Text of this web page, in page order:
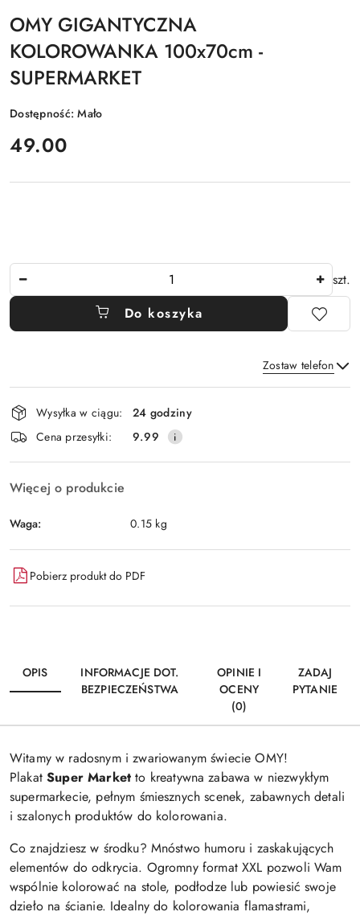
OMY GIGANTYCZNA
KOLOROWANKA 100x70cm -
SUPERMARKET
Dostępność:Mało
cena:
49.00
szt.
Do koszyka
Zostaw telefon
Wyślij
Dostępność
i
dostawa
Wysyłka w ciągu:
24 godziny
Cena przesyłki:
9.99
Więcej o produkcie
Waga: 0.15 kg
Pobierz produkt do PDF
OPIS
INFORMACJE DOT.
BEZPIECZEŃSTWA
OPINIE I
OCENY
(0)
ZADAJ
PYTANIE
Witamy w radosnym i zwariowanym świecie OMY!
Plakat Super Market to kreatywna zabawa w niezwykłym
supermarkecie, pełnym śmiesznych scenek, zabawnych detali
i szalonych produktów do kolorowania.
Co znajdziesz w środku? Mnóstwo humoru i zaskakujących
elementów do odkrycia. Ogromny format XXL pozwoli Wam
wspólnie kolorować na stole, podłodze lub powiesić swoje
dzieło na ścianie. Idealny do kolorowania flamastrami,